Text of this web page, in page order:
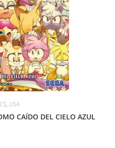
, USA
CAÍDO DEL CIELO AZUL